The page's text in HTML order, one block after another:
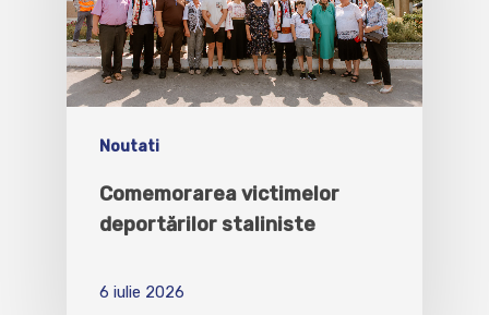
Noutati
Comemorarea victimelor
deportărilor staliniste
6 iulie 2026